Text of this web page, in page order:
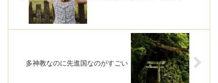
多神教なのに先進国なのがすごい